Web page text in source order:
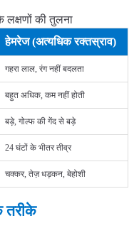
लक्षणों की तुलना
हेमरेज (अत्यधिक रक्तस्राव)
गहरा लाल, रंग नहीं बदलता
बहुत अधिक, कम नहीं होती
बड़े, गोल्फ की गेंद से बड़े
24 घंटों के भीतर तीव्र
चक्कर, तेज़ धड़कन, बेहोशी
तरीके